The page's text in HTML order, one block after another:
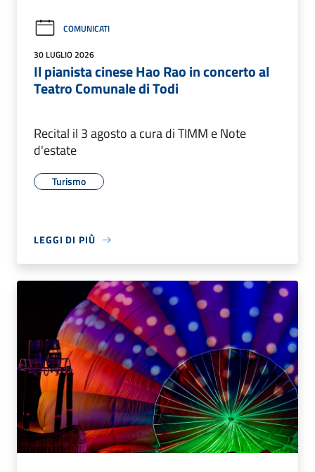
COMUNICATI
30 LUGLIO 2026
Il pianista cinese Hao Rao in concerto al
Teatro Comunale di Todi
Recital il 3 agosto a cura di TIMM e Note
d'estate
Turismo
LEGGI DI PIÙ